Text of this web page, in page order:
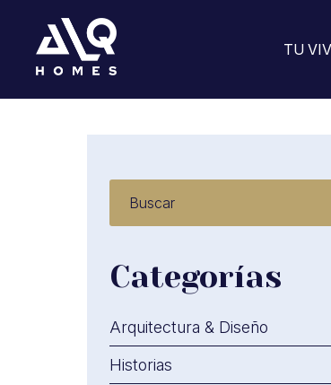
TU
Categorías
Arquitectura & Diseño
Historias